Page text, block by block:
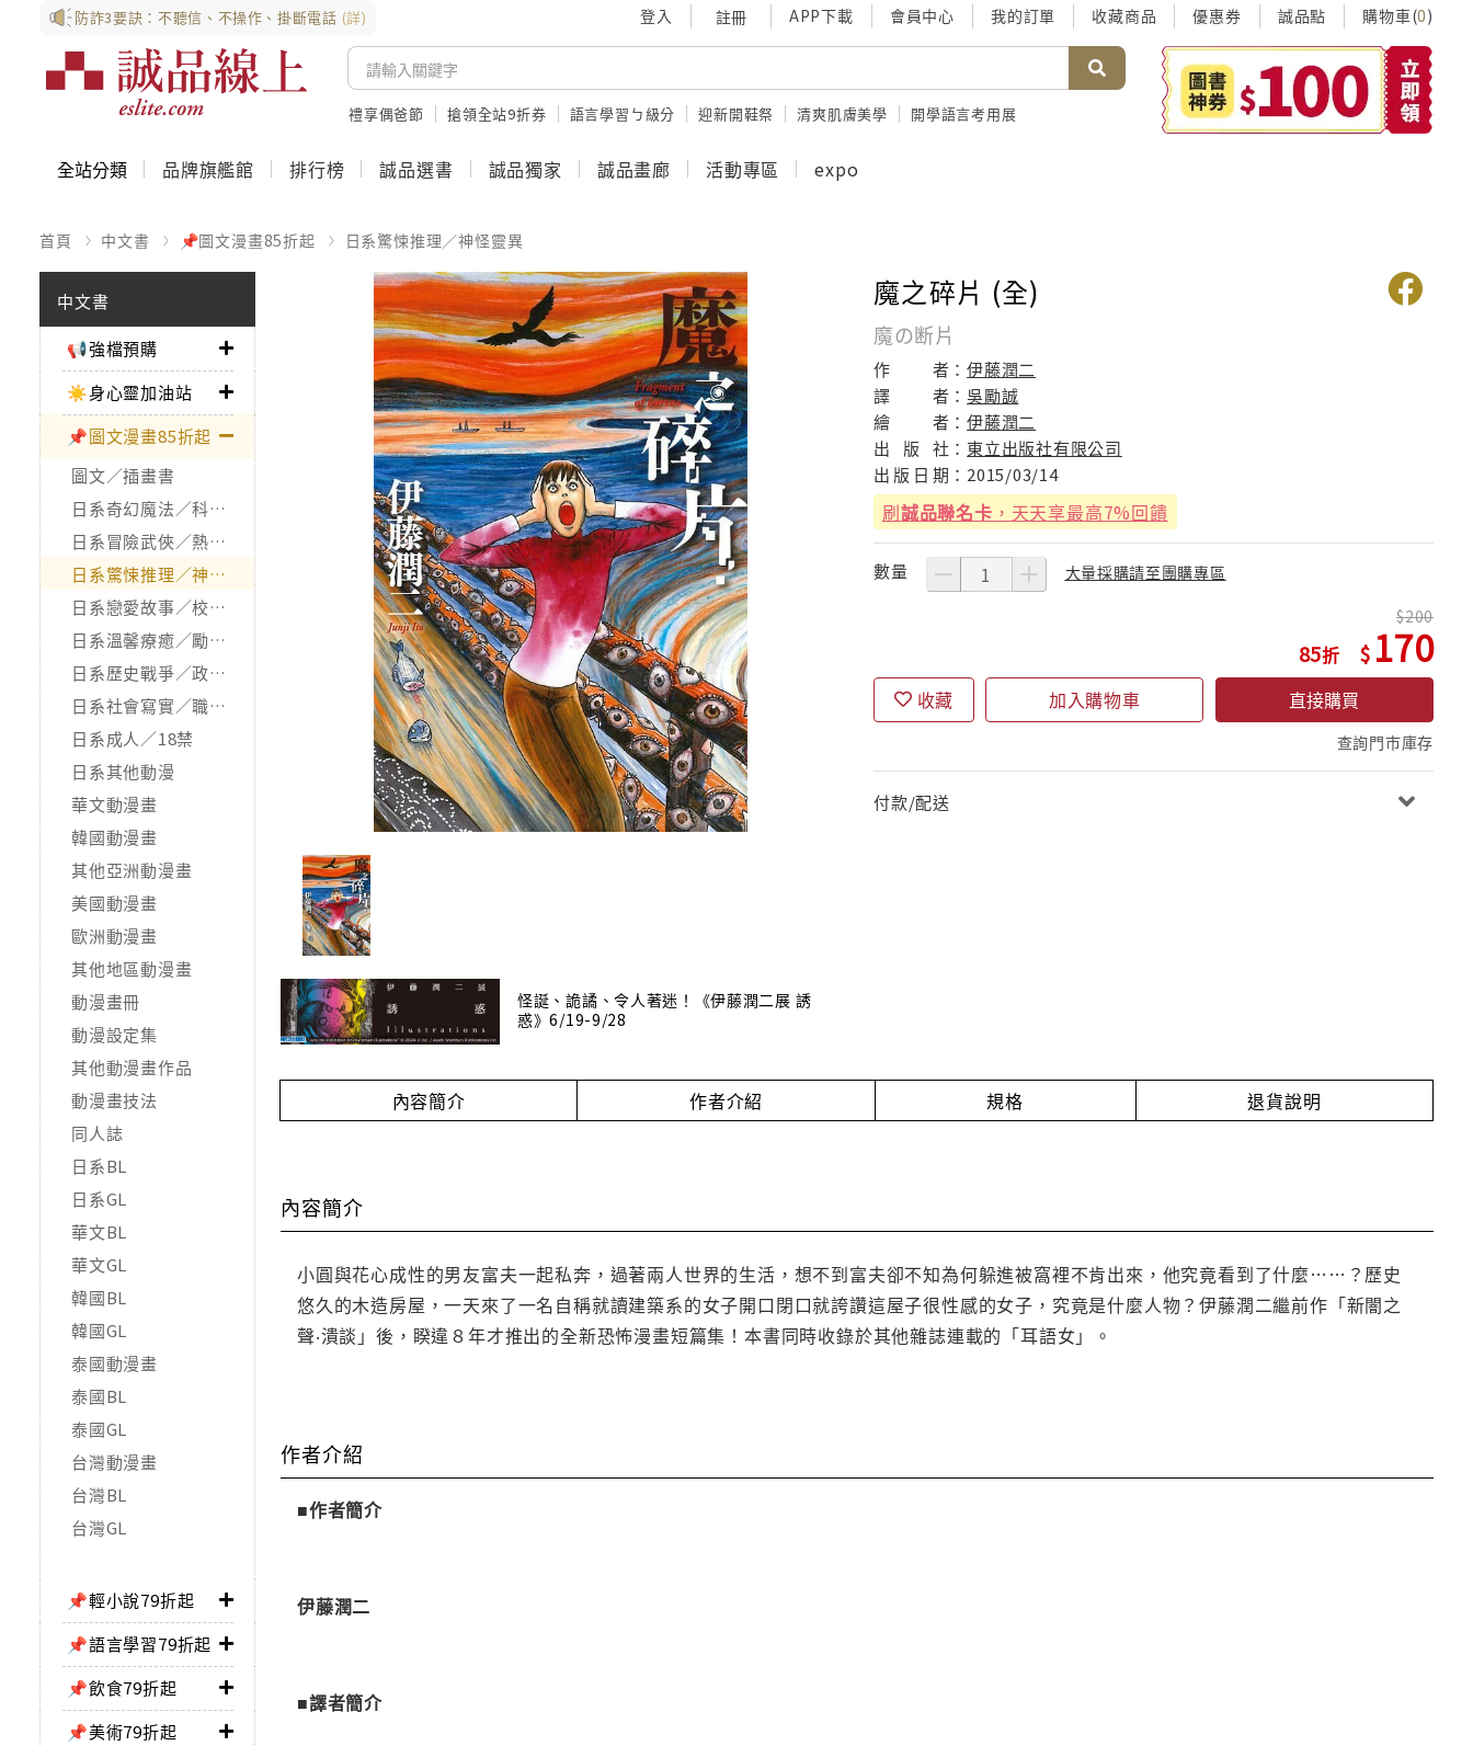
防詐3要訣：不聽信、不操作、掛斷電話 (詳) 登入 註冊 APP下載 會員中心 我的訂單 收藏商品 優惠券 誠品點 購物車(0)
禮享偶爸節 搶領全站9折券 語言學習ㄅ級分 迎新開鞋祭 清爽肌膚美學 開學語言考用展
全站分類 品牌旗艦館 排行榜 誠品選書 誠品獨家 誠品畫廊 活動專區 expo
首頁 中文書 📌圖文漫畫85折起 日系驚悚推理／神怪靈異
中文書
📢強檔預購
☀️身心靈加油站
📌圖文漫畫85折起
圖文／插畫書
日系奇幻魔法／科幻冒險
日系冒險武俠／熱血運動
日系驚悚推理／神怪靈異
日系戀愛故事／校園青春
日系溫馨療癒／勵志搞笑
日系歷史戰爭／政治宗教
日系社會寫實／職場職人
日系成人／18禁
日系其他動漫
華文動漫畫
韓國動漫畫
其他亞洲動漫畫
美國動漫畫
歐洲動漫畫
其他地區動漫畫
動漫畫冊
動漫設定集
其他動漫畫作品
動漫畫技法
同人誌
日系BL
日系GL
華文BL
華文GL
韓國BL
韓國GL
泰國動漫畫
泰國BL
泰國GL
台灣動漫畫
台灣BL
台灣GL
📌輕小說79折起
📌語言學習79折起
📌飲食79折起
📌美術79折起
怪誕、詭譎、令人著迷！《伊藤潤二展 誘
惑》6/19-9/28
魔之碎片 (全)
魔の断片
作 者：伊藤潤二
譯
者：吳勵誠
繪
者：伊藤潤二
出
版 社： 東立出版社有限公司
出 版 日 期： 2015/03/14
刷誠品聯名卡 ，天天享最高7%回饋
數量 大量採購請至團購專區
85
200
170
收藏 加入購物車 直接購買
查詢門市庫存
付款/配送
內容簡介 作者介紹 規格 退貨說明
內容簡介
小圓與花心成性的男友富夫一起私奔，過著兩人世界的生活，想不到富夫卻不知為何躲進被窩裡不肯出來，他究竟看到了什麼……？歷史
悠久的木造房屋，一天來了一名自稱就讀建築系的女子開口閉口就誇讚這屋子很性感的女子，究竟是什麼人物？伊藤潤二繼前作「新闇之
聲‧潰談」後，睽違８年才推出的全新恐怖漫畫短篇集！本書同時收錄於其他雜誌連載的「耳語女」。
作者介紹
■作者簡介
伊藤潤二
■譯者簡介